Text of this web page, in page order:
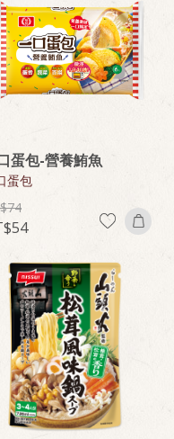
蛋包-營養鮪魚
蛋包
74
54